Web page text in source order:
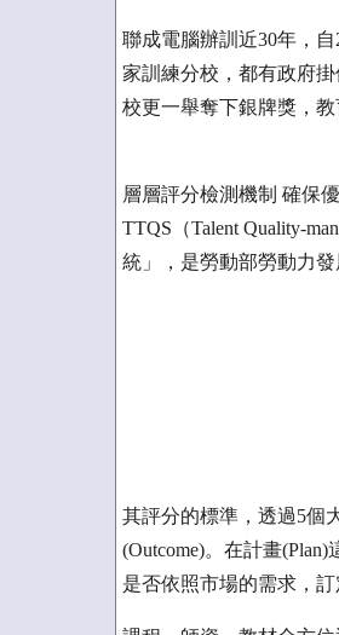
聯成電腦辦訓近30年，
家訓練分校，都有政府
校更一舉奪下銀牌獎，
層層評分檢測機制 確保
TTQS（Talent Quality-
統」，是勞動部勞動力
其評分的標準，透過5個
(Outcome)。在計畫
是否依照市場的需求，訂